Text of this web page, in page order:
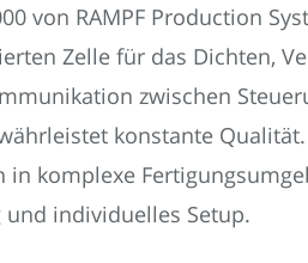
von RAMPF Production
Zelle für das Dichten,
zwischen
konstante
in komplexe
und individuelles Setup.